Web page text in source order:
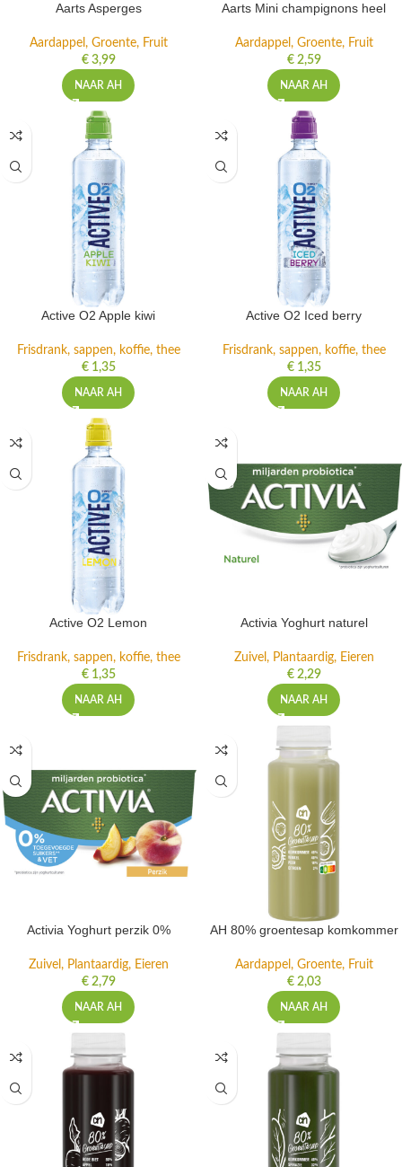
Aarts Asperges
Aardappel, Groente, Fruit
€3,99
NAAR AH
Aarts Mini champignons heel
Aardappel, Groente, Fruit
€2,59
NAAR AH
Active O2 Apple kiwi
Frisdrank, sappen, koffie, thee
€1,35
NAAR AH
Active O2 Iced berry
Frisdrank, sappen, koffie, thee
€1,35
NAAR AH
Active O2 Lemon
Frisdrank, sappen, koffie, thee
€1,35
NAAR AH
Activia Yoghurt naturel
Zuivel, Plantaardig, Eieren
€2,29
NAAR AH
Activia Yoghurt perzik 0%
Zuivel, Plantaardig, Eieren
€2,79
NAAR AH
AH 80% groentesap komkommer
Aardappel, Groente, Fruit
€2,03
NAAR AH